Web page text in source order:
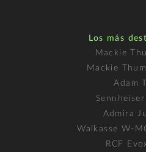
Los más
Mackie
Mackie
Adam
Admira
Walkasse W-
RCF